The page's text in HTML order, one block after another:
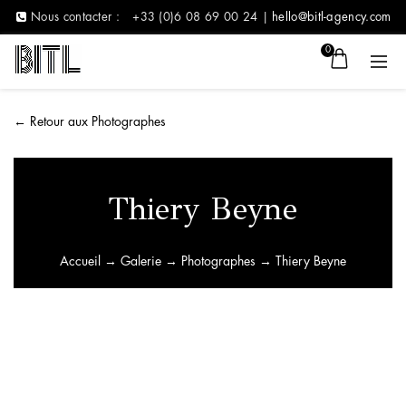
Nous contacter : +33 (0)6 08 69 00 24 | hello@bitl-agency.com
0
← Retour aux Photographes
Thiery Beyne
Accueil → Galerie → Photographes → Thiery Beyne